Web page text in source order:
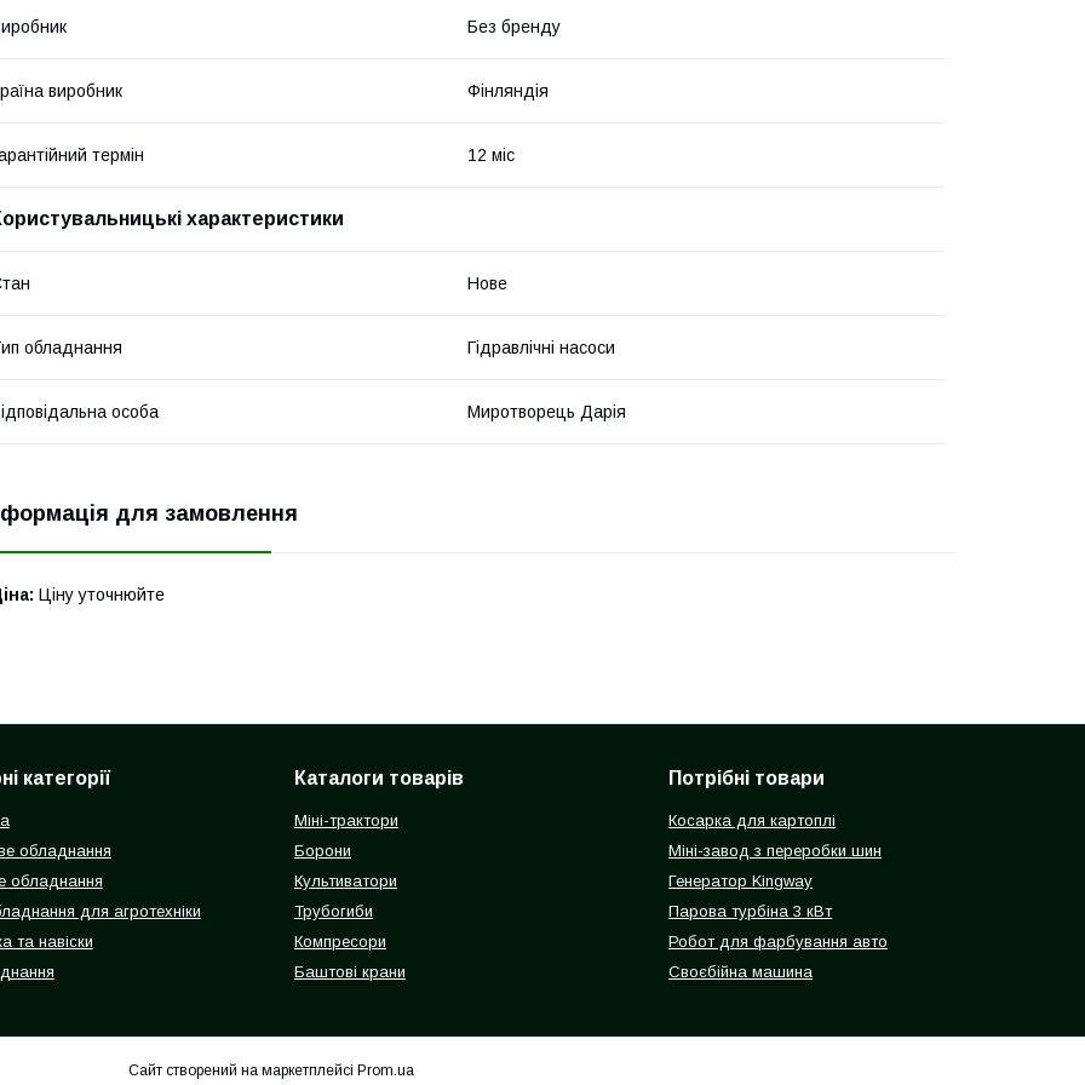
Без бренду
виробник Фінляндія
термін 12 міс
характеристики
Нове
обладнання Гідравлічні насоси
особа Миротворець Дарія
для замовлення
Ціну уточнюйте
категорії
обладнання
обладнання
для агротехніки
та навіски
Каталоги товарів
Міні-трактори
Борони
Культиватори
Трубогиби
Компресори
Баштові крани
Потрібні товари
Косарка для картоплі
Міні-завод з переробки шин
Генератор Kingway
Парова турбіна 3 кВт
Робот для фарбування авто
Своєбійна машина
Сайт створений на маркетплейсі Prom.ua